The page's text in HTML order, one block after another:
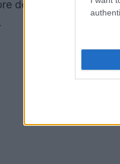
dei piatti scelti,